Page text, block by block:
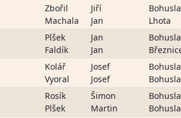
Zbořil
Machala
Jiří
Jan
Lhota
Plšek
Faldík
Jan
Jan
Kolář
Vyoral
Josef
Josef
Rosík
Plšek
Šimon
Martin